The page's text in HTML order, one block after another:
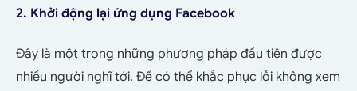
2. Khởi động lại ứng dụng Facebook
Đây là một trong những phương pháp đầu tiên được
nhiều người nghĩ tới. Để có thể khắc phục lỗi không xem